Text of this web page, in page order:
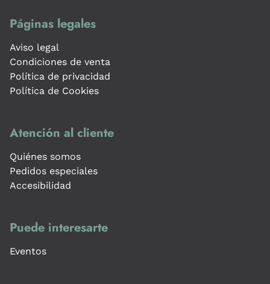
Páginas legales
Aviso legal
Condiciones de venta
Política de privacidad
Política de Cookies
Atención al cliente
Quiénes somos
Pedidos especiales
Accesibilidad
Puede interesarte
Eventos